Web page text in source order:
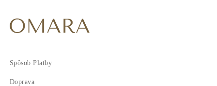
7
Spôsob Platby
Doprava